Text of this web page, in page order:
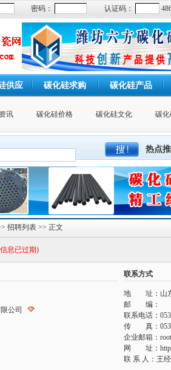
密码： 认证码：
供应 碳化硅求购 碳化硅产品
讯 碳化硅价格 碳化硅文化 碳
热点
招聘列表 >> 正文
息已过期)
联系方式
公司
地 址：山
邮 编：
联系电话：
传 真：
企业邮箱：
网 址：
联 系 人：王